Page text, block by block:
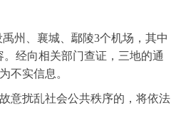
州、襄城、鄢陵3个机场，其中
经向相关部门查证，三地的通
不实信息。
意扰乱社会公共秩序的，将依法